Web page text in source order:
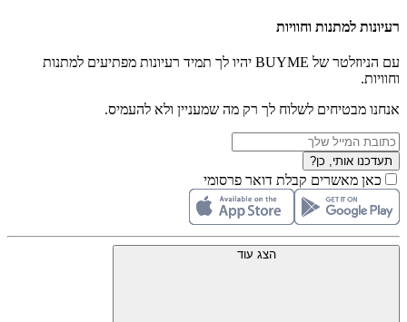
רעיונות למתנות וחוויות
עם הניוזלטר של BUYME יהיו לך תמיד רעיונות מפתיעים למתנות
וחוויות.
אנחנו מבטיחים לשלוח לך רק מה שמעניין ולא להעמיס.
תעדכנו אותי, כן?
כאן מאשרים קבלת דואר פרסומי
הצג עוד